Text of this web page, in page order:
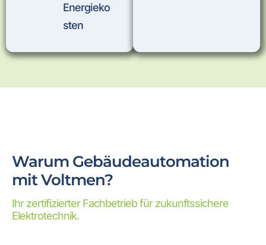
Energieko
sten
Warum Gebäudeautomation
mit Voltmen?
Ihr zertifizierter Fachbetrieb für zukunftssichere
Elektrotechnik.